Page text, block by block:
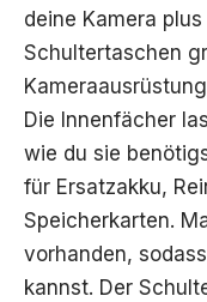
deine Kamera
Schultertaschen
Die Innenfächer
wie du sie
für Ersatzakku,
Speicherkarten.
vorhanden,
kannst. Der